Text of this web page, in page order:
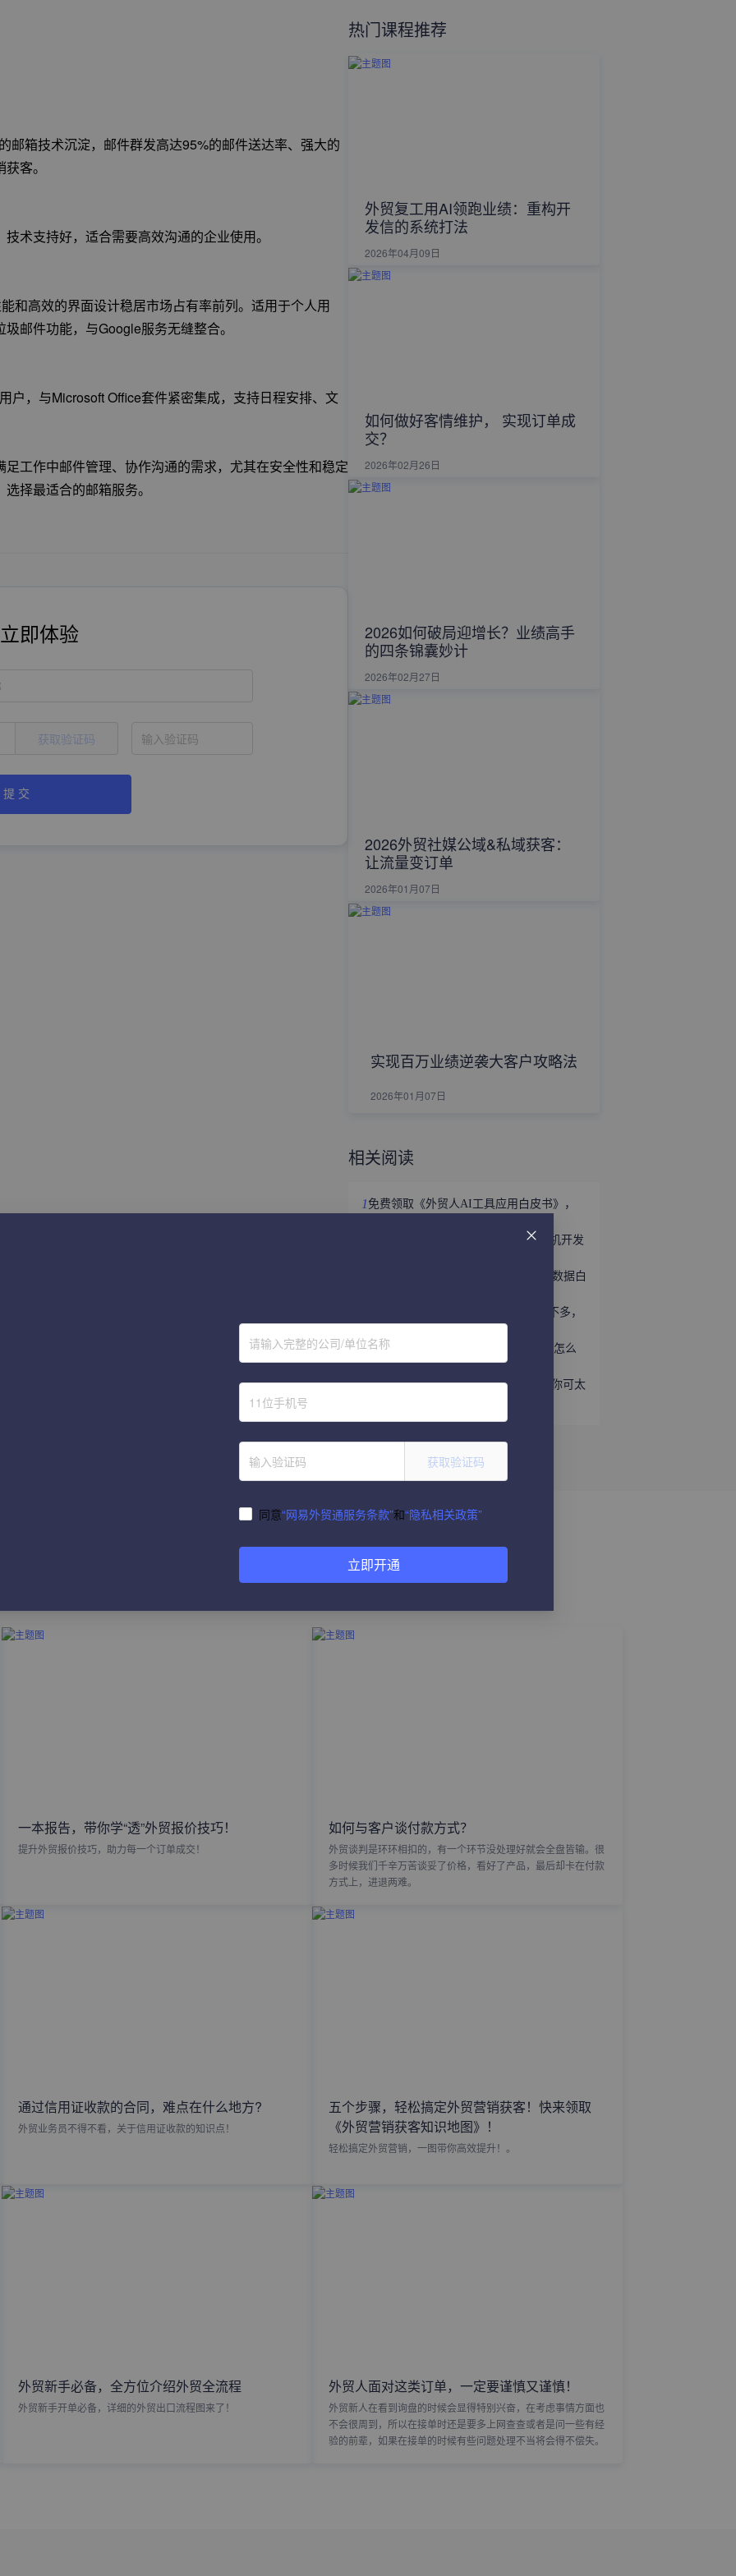
箱技术沉淀，邮件群发高达95%的邮件送达率、强大的
客。
术支持好，适合需要高效沟通的企业使用。
和高效的界面设计稳居市场占有率前列。适用于个人用
邮件功能，与Google服务无缝整合。
户，与Microsoft Office套件紧密集成，支持日程安排、文
工作中邮件管理、协作沟通的需求，尤其在安全性和稳定
择最适合的邮箱服务。
即体验
获取验证码
提 交
热门课程推荐
外贸复工用AI领跑业绩：重构开
发信的系统打法
2026年04月09日
如何做好客情维护， 实现订单成
交？
2026年02月26日
2026如何破局迎增长？业绩高手
的四条锦囊妙计
2026年02月27日
2026外贸社媒公域&私域获客：
让流量变订单
2026年01月07日
实现百万业绩逆袭大客户攻略法
2026年01月07日
相关阅读
1 免费领取《外贸人AI工具应用白皮书》，
立即领取 | 手握这份《世界产业带商机开发
外贸获客难？免费领取《2026年海关数据白
趁着用YouTube开发外贸客户的人还不多，
5听说WhatsApp做外贸很猛？让我看看怎么
个事儿...
6做外贸还不会给国外客户打电话？那你可太
一本报告，带你学“透”外贸报价技巧！
提升外贸报价技巧，助力每一个订单成交！
如何与客户谈付款方式？
外贸谈判是环环相扣的，有一个环节没处理好就会全盘皆输。很
多时候我们千辛万苦谈妥了价格，看好了产品，最后却卡在付款
方式上，进退两难。
通过信用证收款的合同，难点在什么地方?
外贸业务员不得不看，关于信用证收款的知识点！
五个步骤，轻松搞定外贸营销获客！快来领取
《外贸营销获客知识地图》！
轻松搞定外贸营销，一图带你高效提升！。
外贸新手必备，全方位介绍外贸全流程
外贸新手开单必备，详细的外贸出口流程图来了！
外贸人面对这类订单，一定要谨慎又谨慎！
外贸新人在看到询盘的时候会显得特别兴奋，在考虑事情方面也
不会很周到，所以在接单时还是要多上网查查或者是问一些有经
验的前辈，如果在接单的时候有些问题处理不当将会得不偿失。
请输入完整的公司/单位名称
获取验证码
同意“网易外贸通服务条款”和“隐私相关政策”
立即开通